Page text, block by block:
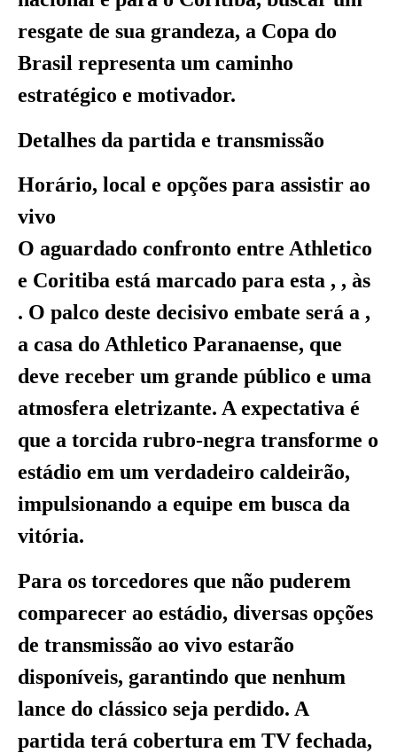
resgate de sua grandeza, a Copa do
Brasil representa um caminho
estratégico e motivador.
Detalhes da partida e transmissão
Horário, local e opções para assistir ao
vivo
O aguardado confronto entre Athletico
e Coritiba está marcado para esta , , às
. O palco deste decisivo embate será a ,
a casa do Athletico Paranaense, que
deve receber um grande público e uma
atmosfera eletrizante. A expectativa é
que a torcida rubro-negra transforme o
estádio em um verdadeiro caldeirão,
impulsionando a equipe em busca da
vitória.
Para os torcedores que não puderem
comparecer ao estádio, diversas opções
de transmissão ao vivo estarão
disponíveis, garantindo que nenhum
lance do clássico seja perdido. A
partida terá cobertura em TV fechada,